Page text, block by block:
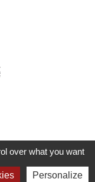
over what you want
Personalize